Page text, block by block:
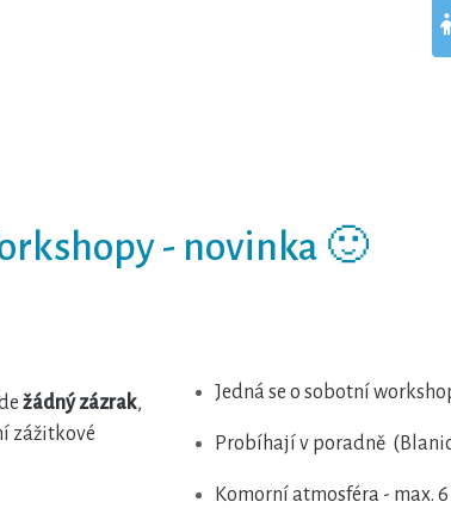
- novinka 🙂
žádný zázrak,
zážitkové
Jedná se o sobotní
Probíhají v poradně
Komorní atmosféra - max.